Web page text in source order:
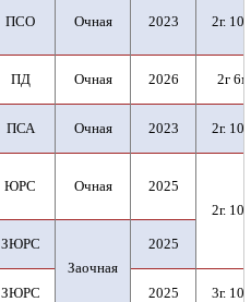
ПСО Очная 2023 2г.
ПД Очная 2026 2г 6м
ПСА Очная 2023 2г.
ЮРС Очная
2025
2г.
ЗЮРС
Заочная
2025
ЗЮРС 2025 3г.